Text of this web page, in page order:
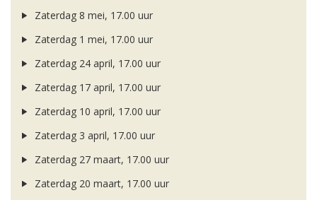
Zaterdag 8 mei, 17.00 uur
Zaterdag 1 mei, 17.00 uur
Zaterdag 24 april, 17.00 uur
Zaterdag 17 april, 17.00 uur
Zaterdag 10 april, 17.00 uur
Zaterdag 3 april, 17.00 uur
Zaterdag 27 maart, 17.00 uur
Zaterdag 20 maart, 17.00 uur